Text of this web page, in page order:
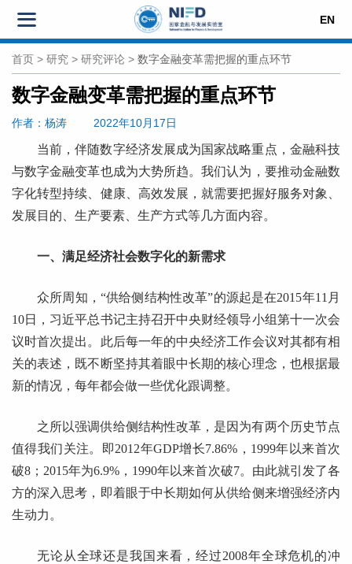
EN
首页 > 研究 > 研究评论 > 数字金融变革需把握的重点环节
数字金融变革需把握的重点环节
作者 ：杨涛 2022年10月17日
当前，伴随数字经济发展成为国家战略重点，金融科技
与数字金融变革也成为大势所趋。我们认为，要推动金融数
字化转型持续、健康、高效发展，就需要把握好服务对象、
发展目的、生产要素、生产方式等几方面内容。
一、满足经济社会数字化的新需求
众所周知，“供给侧结构性改革”的源起是在2015年11月
10日，习近平总书记主持召开中央财经领导小组第十一次会
议时首次提出。此后每一年的中央经济工作会议对其都有相
关的表述，既不断坚持其着眼中长期的核心理念，也根据最
新的情况，每年都会做一些优化跟调整。
之所以强调供给侧结构性改革，是因为有两个历史节点
值得我们关注。即2012年GDP增长7.86%，1999年以来首次
破8；2015年为6.9%，1990年以来首次破7。由此就引发了各
方的深入思考，即着眼于中长期如何从供给侧来增强经济内
生动力。
无论从全球还是我国来看，经过2008年全球危机的冲